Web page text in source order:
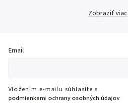
Zobraziť viac
Email
Vložením e-mailu súhlasíte s
podmienkami ochrany osobných údajov